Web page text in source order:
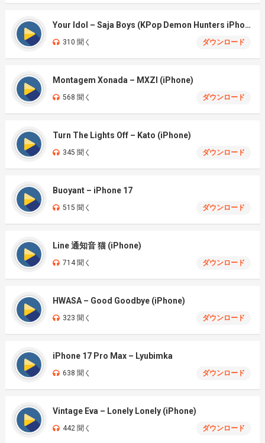
Your Idol – Saja Boys (KPop Demon Hunters iPhone)
310 聞く ダウンロード
Montagem Xonada – MXZI (iPhone)
568 聞く ダウンロード
Turn The Lights Off – Kato (iPhone)
345 聞く ダウンロード
Buoyant – iPhone 17
515 聞く ダウンロード
Line 通知音 猫 (iPhone)
714 聞く ダウンロード
HWASA – Good Goodbye (iPhone)
323 聞く ダウンロード
iPhone 17 Pro Max – Lyubimka
638 聞く ダウンロード
Vintage Eva – Lonely Lonely (iPhone)
442 聞く ダウンロード